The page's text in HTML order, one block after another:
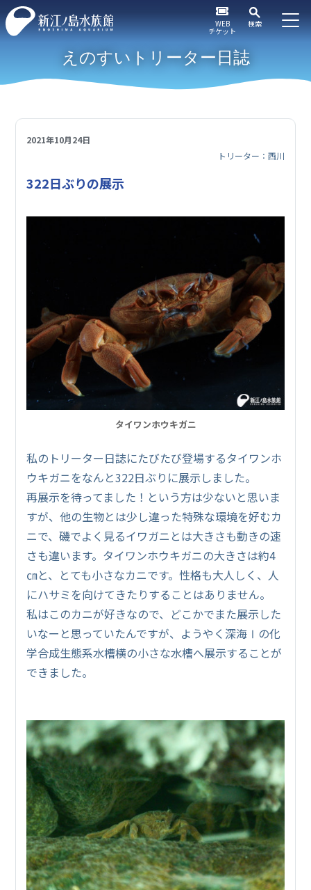
WEB
チケット
検索
えのすいトリーター日誌
2021年10月24日
トリーター：西川
322日ぶりの展示
タイワンホウキガニ
私のトリーター日誌にたびたび登場するタイワンホ
ウキガニをなんと322日ぶりに展示しました。
再展示を待ってました！という方は少ないと思いま
すが、他の生物とは少し違った特殊な環境を好むカ
ニで、磯でよく見るイワガニとは大きさも動きの速
さも違います。タイワンホウキガニの大きさは約4
㎝と、とても小さなカニです。性格も大人しく、人
にハサミを向けてきたりすることはありません。
私はこのカニが好きなので、どこかでまた展示した
いなーと思っていたんですが、ようやく深海Ⅰの化
学合成生態系水槽横の小さな水槽へ展示することが
できました。